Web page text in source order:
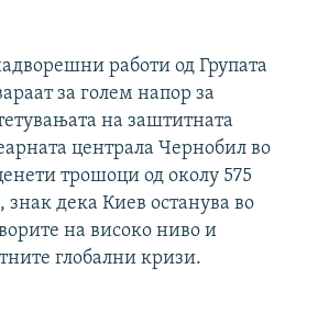
работи од Групата
за голем напор за
на заштитната
централа Чернобил во
трошоци од околу 575
дека Киев останува во
на високо ниво и
глобални кризи.